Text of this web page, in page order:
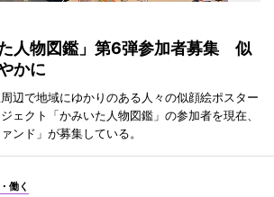
た人物図鑑」第6弾参加者募集 似
かに
辺で地域にゆかりのある人々の似顔絵ポスター
ェクト「かみいた人物図鑑」の参加者を現在、
ンド」が募集している。
働く